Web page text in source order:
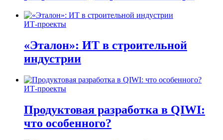
ИТ-проекты
«Эталон»: ИТ в строительной
индустрии
ИТ-проекты
Продуктовая разработка в QIWI:
что особенного?